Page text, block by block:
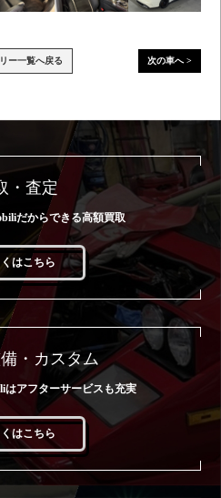
ー一覧へ戻る 次の車へ >
・査定
だからできる高額買取
はこちら
・カスタム
はアフターサービスも充実
はこちら